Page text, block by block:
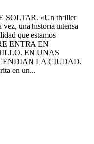
SOLTAR. «Un thriller
vez, una historia intensa
que estamos
ENTRA EN
EN UNAS
LA CIUDAD.
en un...